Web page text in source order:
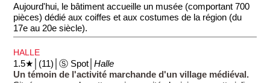
Aujourd'hui, le bâtiment accueille un musée (comportant 700
pièces) dédié aux coiffes et aux costumes de la région (du
17e au 20e siècle).
HALLE
1.5★│(11)│Ⓢ Spot│Halle
Un témoin de l'activité marchande d'un village médiéval.